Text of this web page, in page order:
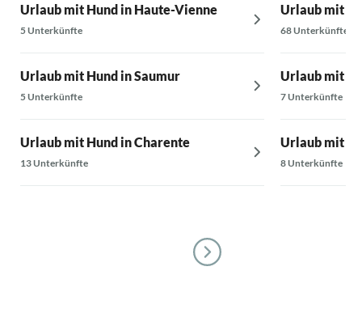
Urlaub mit Hund in Haute-Vienne
5 Unterkünfte
Urlaub mit Hund in Saumur
5 Unterkünfte
Urlaub mit Hund in Charente
13 Unterkünfte
Urlaub mit
68 Unterkünfte
Urlaub mit
7 Unterkünfte
Urlaub mit
8 Unterkünfte